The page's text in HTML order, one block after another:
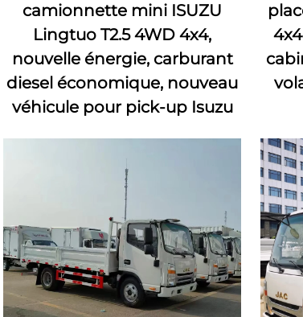
camionnette mini ISUZU
Lingtuo T2.5 4WD 4x4,
nouvelle énergie, carburant
diesel économique, nouveau
véhicule pour pick-up Isuzu